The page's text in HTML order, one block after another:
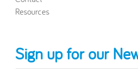
Resources
Sign up for our